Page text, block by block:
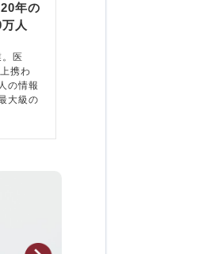
年の
人
医
携わ
の情報
大級の